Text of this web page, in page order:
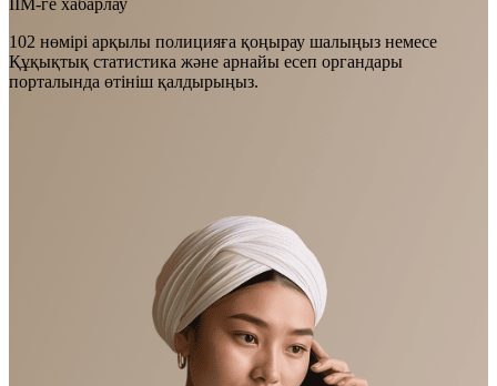
102 нөмірі арқылы полицияға қоңырау шалыңыз немесе
Құқықтық статистика және арнайы есеп органдары
порталында өтініш қалдырыңыз.